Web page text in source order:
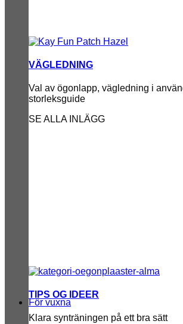
VÄGLEDNING
Val av ögonlapp, vägledning i
storleksguide
SE ALLA INLÄGG
TIPS OG IDEER
Klara synträningen på ett bra sätt
För vuxna